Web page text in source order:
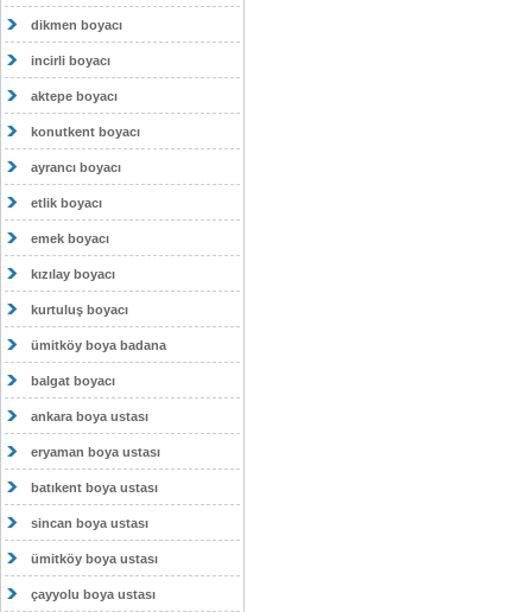
dikmen boyacı
incirli boyacı
aktepe boyacı
konutkent boyacı
ayrancı boyacı
etlik boyacı
emek boyacı
kızılay boyacı
kurtuluş boyacı
ümitköy boya badana
balgat boyacı
ankara boya ustası
eryaman boya ustası
batıkent boya ustası
sincan boya ustası
ümitköy boya ustası
çayyolu boya ustası